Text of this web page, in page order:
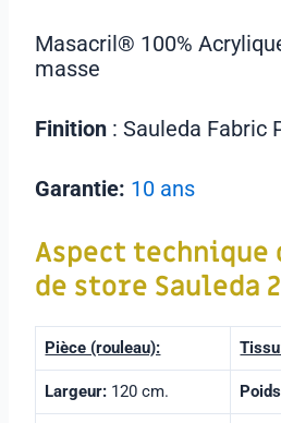
Masacril® 100%
masse
Finition : Sauleda Fabric
Garantie: 10 ans
Aspect
de store Sauleda
Pièce (rouleau):
Largeur: 120 cm.